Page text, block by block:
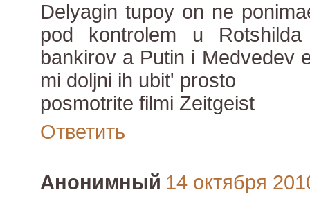
Delyagin tupoy on ne
pod kontrolem u
bankirov a Putin i Medvedev
mi doljni ih ubit' prosto
posmotrite filmi Zeitgeist
Ответить
Анонимный 14 октября